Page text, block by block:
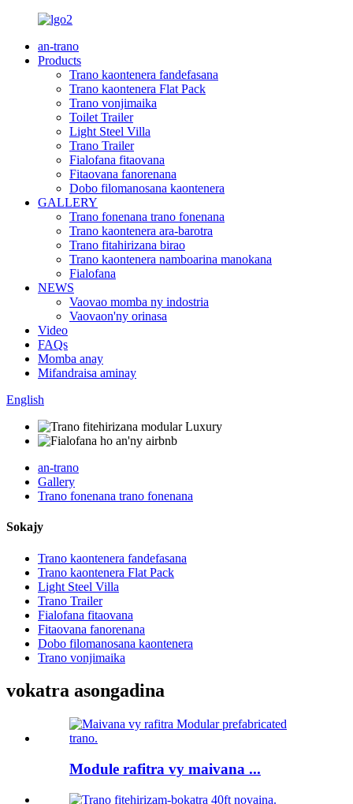
an-trano
Products
Trano kaontenera fandefasana
Trano kaontenera Flat Pack
Trano vonjimaika
Toilet Trailer
Light Steel Villa
Trano Trailer
Fialofana fitaovana
Fitaovana fanorenana
Dobo filomanosana kaontenera
GALLERY
Trano fonenana trano fonenana
Trano kaontenera ara-barotra
Trano fitahirizana birao
Trano kaontenera namboarina manokana
Fialofana
NEWS
Vaovao momba ny indostria
Vaovaon'ny orinasa
Video
FAQs
Momba anay
Mifandraisa aminay
English
an-trano
Gallery
Trano fonenana trano fonenana
Sokajy
Trano kaontenera fandefasana
Trano kaontenera Flat Pack
Light Steel Villa
Trano Trailer
Fialofana fitaovana
Fitaovana fanorenana
Dobo filomanosana kaontenera
Trano vonjimaika
vokatra asongadina
Module rafitra vy maivana ...